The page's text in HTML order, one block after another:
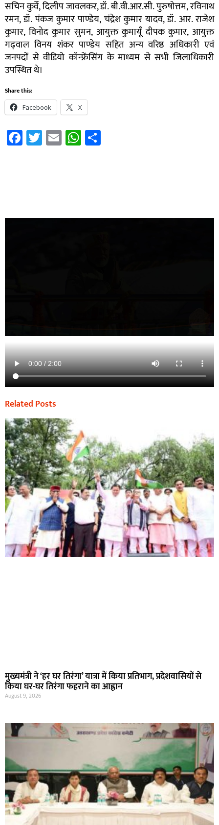
सचिन कुर्वे, दिलीप जावलकर, डॉ. बी.वी.आर.सी. पुरुषोत्तम, रविनाथ
रमन, डॉ. पंकज कुमार पाण्डेय, चंद्रेश कुमार यादव, डॉ. आर. राजेश
कुमार, विनोद कुमार सुमन, आयुक्त कुमायूँ दीपक कुमार, आयुक्त
गढ़वाल विनय शंकर पाण्डेय सहित अन्य वरिष्ठ अधिकारी एवं
जनपदों से वीडियो कॉन्फ्रेंसिंग के माध्यम से सभी जिलाधिकारी
उपस्थित थे।
Share this:
Facebook X
Facebook
Twitter
EmailWhatsApp
Related Posts
मुख्यमंत्री ने ‘हर घर तिरंगा’ यात्रा में किया प्रतिभाग, प्रदेशवासियों से
किया घर-घर तिरंगा फहराने का आह्वान
August 9, 2026